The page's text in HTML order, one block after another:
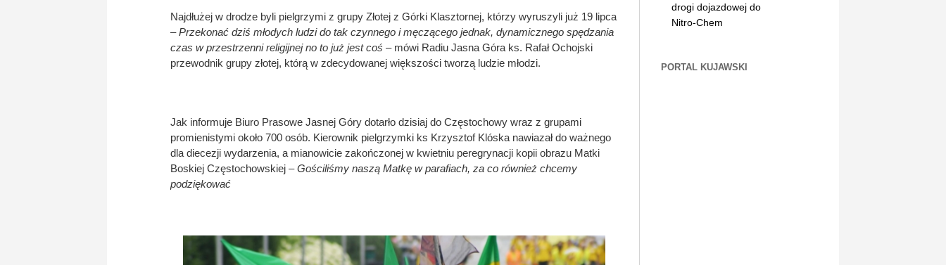
Najdłużej w drodze byli pielgrzymi z grupy Złotej z Górki Klasztornej, którzy wyruszyli już 19 lipca
–Przekonać dziś młodych ludzi do tak czynnego i męczącego jednak, dynamicznego spędzania
czas w przestrzenni religijnej no to już jest coś – mówi Radiu Jasna Góra ks. Rafał Ochojski
przewodnik grupy złotej, którą w zdecydowanej większości tworzą ludzie młodzi.
Jak informuje Biuro Prasowe Jasnej Góry dotarło dzisiaj do Częstochowy wraz z grupami
promienistymi około 700 osób. Kierownik pielgrzymki ks Krzysztof Klóska nawiazał do ważnego
dla diecezji wydarzenia, a mianowicie zakończonej w kwietniu peregrynacji kopii obrazu Matki
Boskiej Częstochowskiej –Gościliśmy naszą Matkę w parafiach, za co również chcemy
podziękować
drogi dojazdowej do
Nitro-Chem
PORTAL KUJAWSKI